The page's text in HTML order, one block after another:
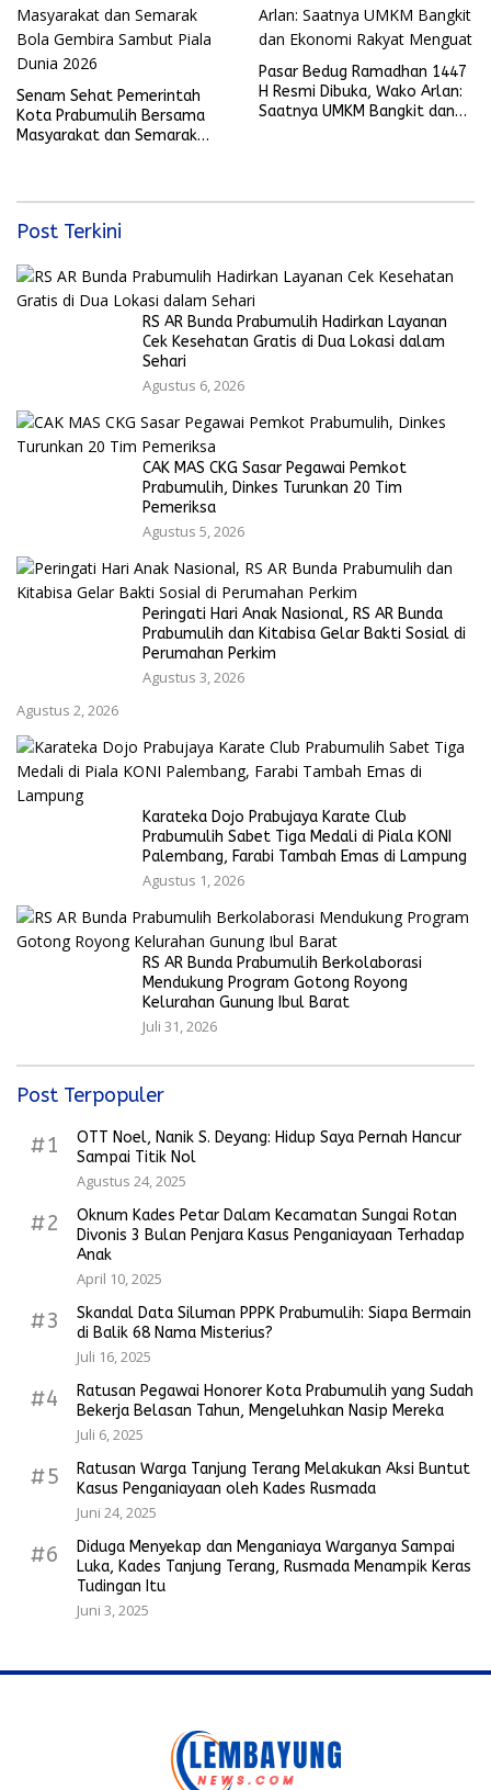
Senam Sehat Pemerintah
Kota Prabumulih Bersama
Masyarakat dan Semarak
Pasar Bedug Ramadhan 1447
H Resmi Dibuka, Wako Arlan:
Saatnya UMKM Bangkit dan
Post Terkini
RS AR Bunda Prabumulih Hadirkan Layanan
Cek Kesehatan Gratis di Dua Lokasi dalam
Sehari
Agustus 6, 2026
CAK MAS CKG Sasar Pegawai Pemkot
Prabumulih, Dinkes Turunkan 20 Tim
Pemeriksa
Agustus 5, 2026
Peringati Hari Anak Nasional, RS AR Bunda
Prabumulih dan Kitabisa Gelar Bakti Sosial di
Perumahan Perkim
Agustus 3, 2026
Agustus 2, 2026
Karateka Dojo Prabujaya Karate Club
Prabumulih Sabet Tiga Medali di Piala KONI
Palembang, Farabi Tambah Emas di Lampung
Agustus 1, 2026
RS AR Bunda Prabumulih Berkolaborasi
Mendukung Program Gotong Royong
Kelurahan Gunung Ibul Barat
Juli 31, 2026
Post Terpopuler
#1
OTT Noel, Nanik S. Deyang: Hidup Saya Pernah Hancur
Sampai Titik Nol
Agustus 24, 2025
#2
Oknum Kades Petar Dalam Kecamatan Sungai Rotan
Divonis 3 Bulan Penjara Kasus Penganiayaan Terhadap
Anak
April 10, 2025
#3
Skandal Data Siluman PPPK Prabumulih: Siapa Bermain
di Balik 68 Nama Misterius?
Juli 16, 2025
#4
Ratusan Pegawai Honorer Kota Prabumulih yang Sudah
Bekerja Belasan Tahun, Mengeluhkan Nasip Mereka
Juli 6, 2025
#5
Ratusan Warga Tanjung Terang Melakukan Aksi Buntut
Kasus Penganiayaan oleh Kades Rusmada
Juni 24, 2025
#6
Diduga Menyekap dan Menganiaya Warganya Sampai
Luka, Kades Tanjung Terang, Rusmada Menampik Keras
Tudingan Itu
Juni 3, 2025